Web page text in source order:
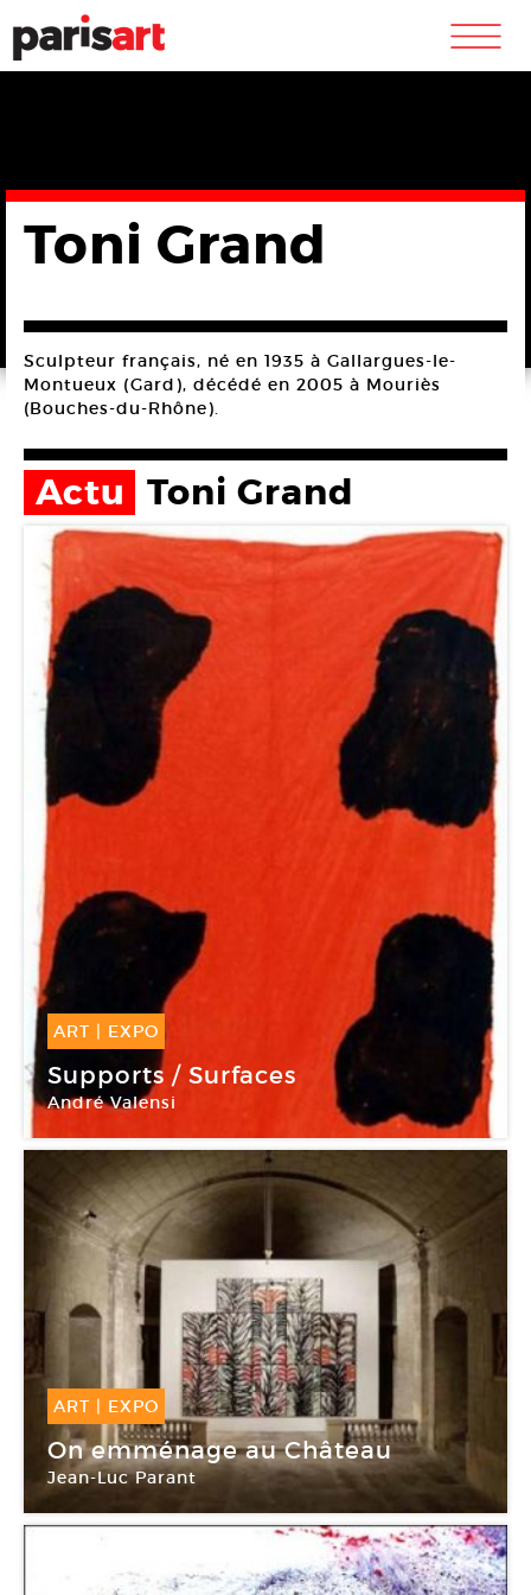
m
Toni Grand
Sculpteur français, né en 1935 à Gallargues-le-
Montueux (Gard), décédé en 2005 à Mouriès
(Bouches-du-Rhône).
Actu Toni Grand
ART EXPO
11 Juin -13 Août 2016
Supports / Surfaces
André Valensi
ART EXPO
10 Avr -31 Déc 2012
On emménage au Château
Jean-Luc Parant